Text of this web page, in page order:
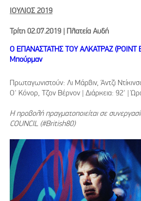
ΙΟΥΛΙΟΣ 2019
Τρίτη 02.07.2019 | Πλατεία Αυδή
Ο ΕΠΑΝΑΣΤΑΤΗΣ ΤΟΥ ΑΛΚΑΤΡΑΖ (POINT
Μπούρμαν
Πρωταγωνιστούν: Λι Μάρβιν, Άντζι
Ο' Κόνορ, Τζον Βέρνον | Διάρκεια: 92' |
Η προβολή πραγματοποιείται σε
COUNCIL (#British80)